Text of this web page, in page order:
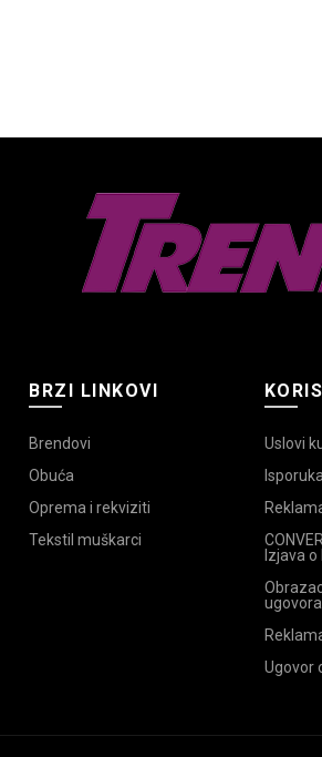
BRZI LINKOVI
Brendovi
Obuća
Oprema i rekviziti
Tekstil muškarci
Uslovi
Izjava
ugovora
Ugovor